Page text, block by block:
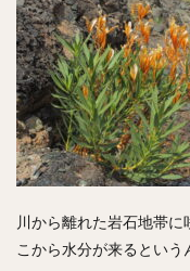
川から離れた岩石地帯
こから水分が来るという